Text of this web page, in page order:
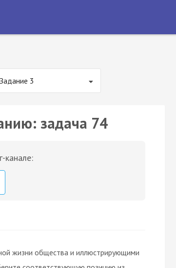
Задание 3
задача 74
канале:
жизни общества и иллюстрирующими